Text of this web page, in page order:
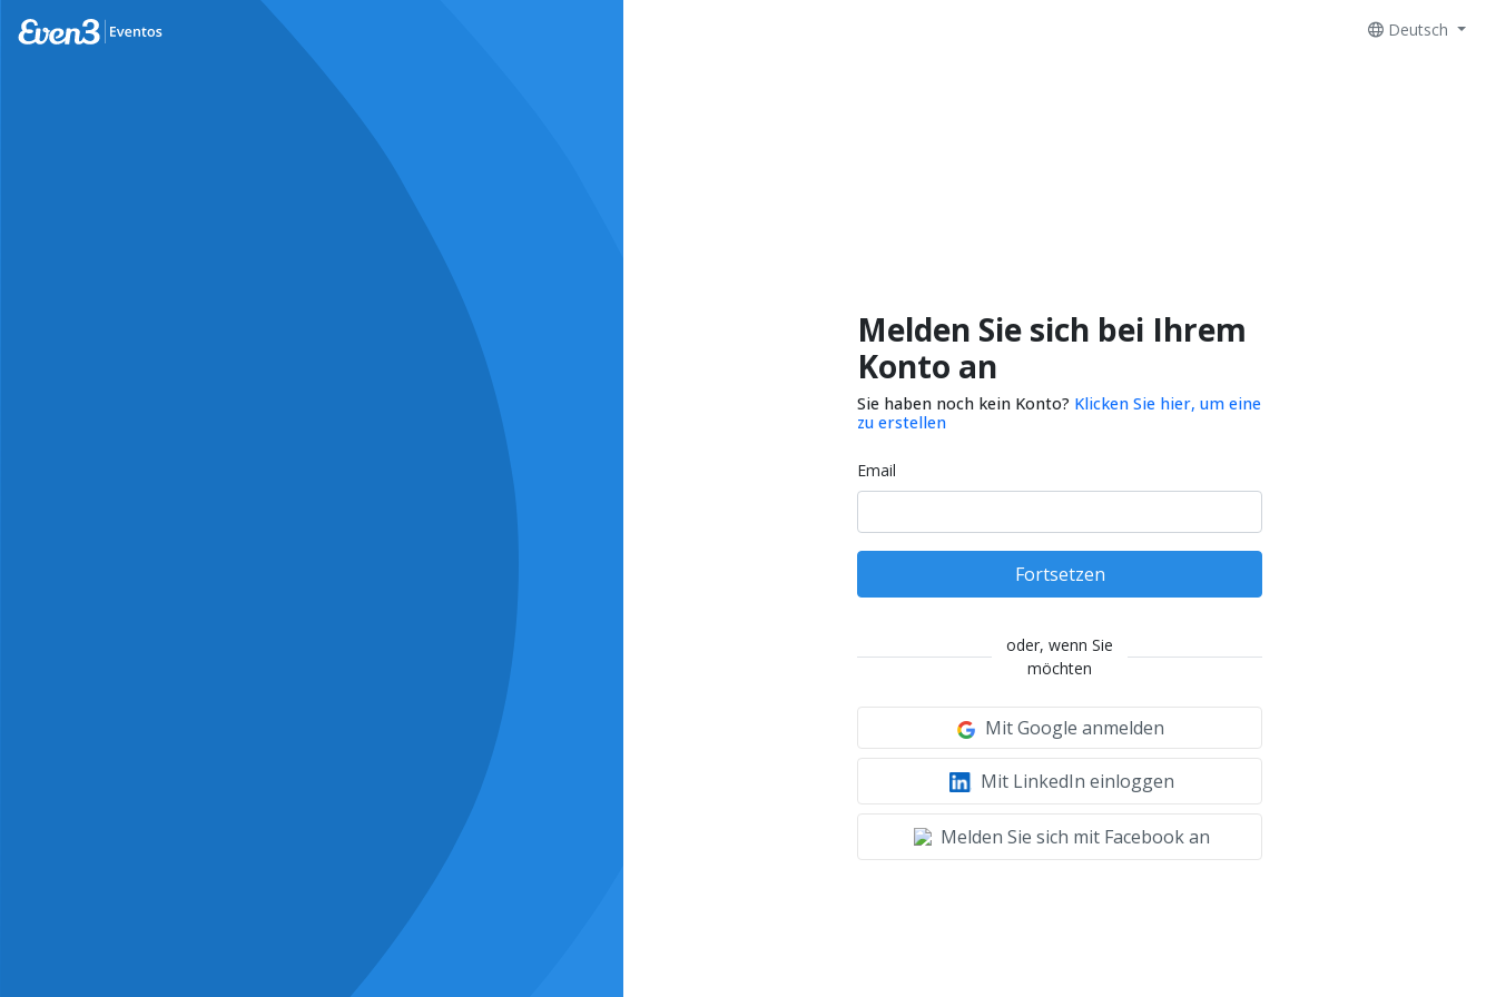
Deutsch
Melden Sie sich bei Ihrem
Konto an
Sie haben noch kein Konto? Klicken Sie hier, um eine
zu erstellen
Email
Fortsetzen
oder, wenn Sie
möchten
Mit Google anmelden
Mit LinkedIn einloggen
Melden Sie sich mit Facebook an